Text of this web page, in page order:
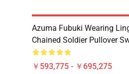
Azuma Fubuki Wearing
Chained Soldier Pullover
￥593,775 - ￥695,275